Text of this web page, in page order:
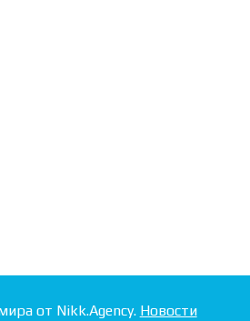
от Nikk.Agency. Новости